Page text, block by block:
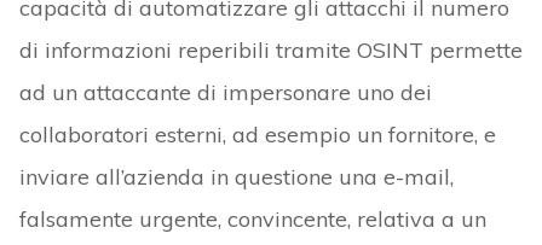
capacità di automatizzare gli attacchi il numero
di informazioni reperibili tramite OSINT permette
ad un attaccante di impersonare uno dei
collaboratori esterni, ad esempio un fornitore, e
inviare all’azienda in questione una e-mail,
falsamente urgente, convincente, relativa a un